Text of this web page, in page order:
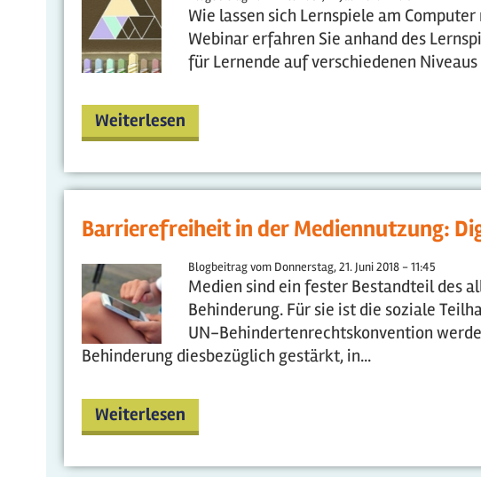
Wie lassen sich Lernspiele am
Webinar erfahren Sie anhand des
für Lernende auf verschiedenen
Weiterlesen
Barrierefreiheit in der Mediennutzung:
Blogbeitrag vom Donnerstag, 21. Juni 2018 - 11:45
Medien sind ein fester Bestandteil des
Behinderung. Für sie ist die soziale
UN-Behindertenrechtskonvention
Behinderung diesbezüglich gestärkt, in...
Weiterlesen